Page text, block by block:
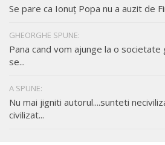
Se pare ca Ionuț Popa nu a auzit de
GHEORGHE SPUNE:
Pana cand vom ajunge la o
se...
A SPUNE:
Nu mai jigniti autorul....sunteti
civilizat...